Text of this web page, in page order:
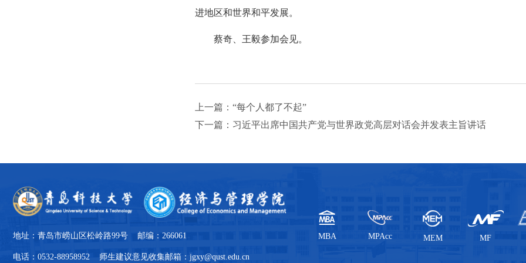
进地区和世界和平发展。
蔡奇、王毅参加会见。
上一篇：“每个人都了不起”
下一篇：习近平出席中国共产党与世界政党高层对话会并发表主旨讲话
地址：青岛市崂山区松岭路99号 邮编：266061
电话：0532-88958952 师生建议意见收集邮箱：jgxy@qust.edu.cn
MBA MPAcc MEM MF